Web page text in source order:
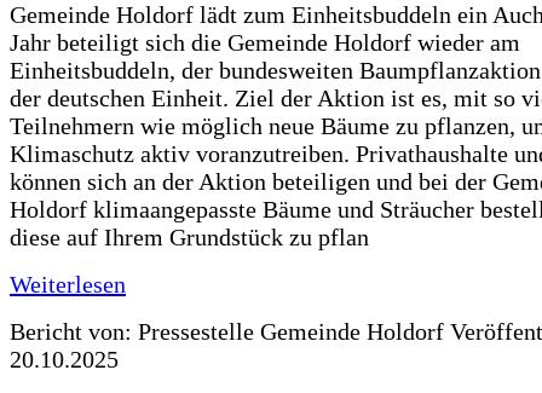
Gemeinde Holdorf lädt zum Einheitsbuddeln ein
Jahr beteiligt sich die Gemeinde Holdorf wieder am
Einheitsbuddeln, der bundesweiten
der deutschen Einheit. Ziel der Aktion ist es, mit so
Teilnehmern wie möglich neue Bäume zu pflanzen,
Klimaschutz aktiv voranzutreiben. Privathaushalte
können sich an der Aktion beteiligen und bei der
Holdorf klimaangepasste Bäume und Sträucher
diese auf Ihrem Grundstück zu pflan
Weiterlesen
Bericht von: Pressestelle Gemeinde Holdorf
20.10.2025